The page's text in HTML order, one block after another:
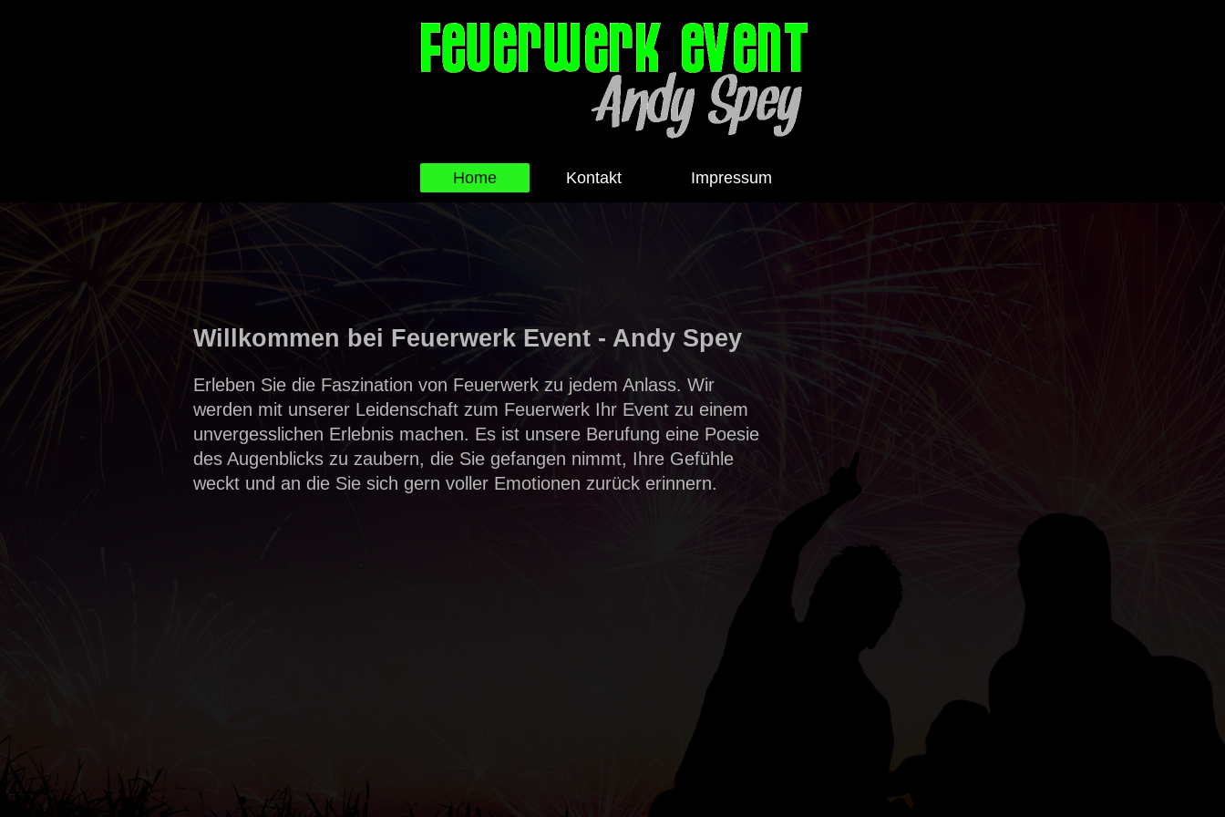
Home Kontakt Impressum
Willkommen bei Feuerwerk Event - Andy Spey
Erleben Sie die Faszination von Feuerwerk zu jedem Anlass. Wir
werden mit unserer Leidenschaft zum Feuerwerk Ihr Event zu einem
unvergesslichen Erlebnis machen. Es ist unsere Berufung eine Poesie
des Augenblicks zu zaubern, die Sie gefangen nimmt, Ihre Gefühle
weckt und an die Sie sich gern voller Emotionen zurück erinnern.